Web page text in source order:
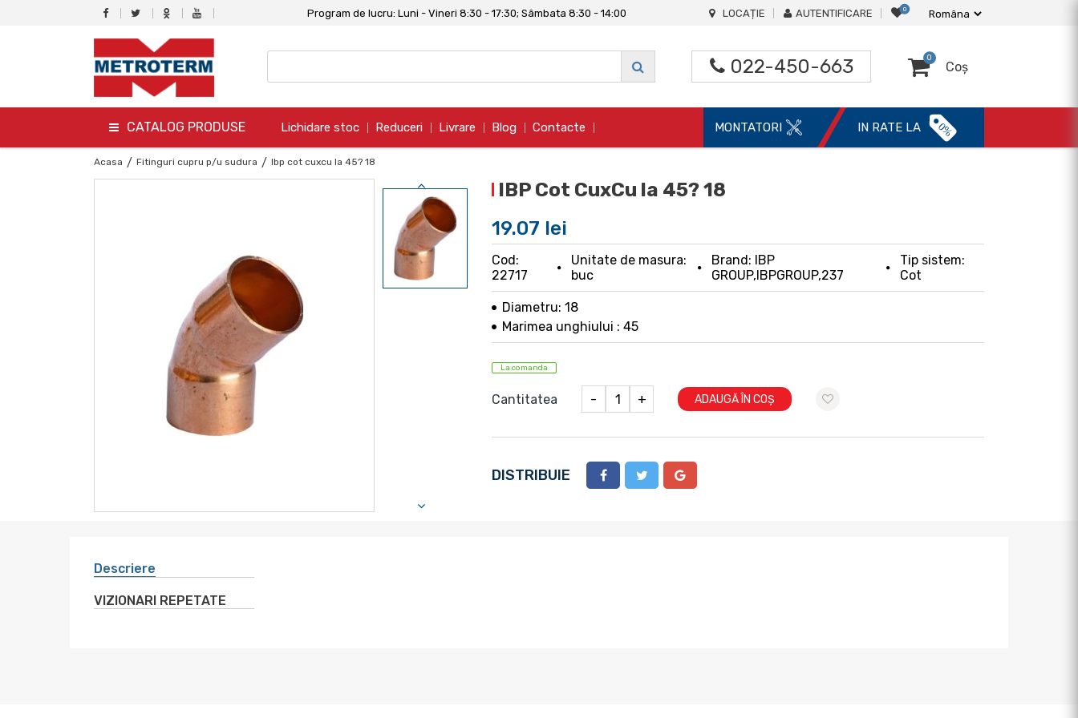
Program de lucru: Luni - Vineri 8:30 - 17:30; Sâmbata 8:30 - 14:00 LOCAȚIE AUTENTIFICARE 0
022-450-663 0
Coș
CATALOG PRODUSE
termo
instrumente
sanitare
Lichidare stoc Reduceri Livrare Blog Contacte MONTATORI IN RATE LA 0%
Acasa / Fitinguri cupru p/u sudura / Ibp cot cuxcu la 45? 18
IBP Cot CuxCu la 45? 18
19.07 lei
Cod:
22717
Unitate de masura:
buc
Brand: IBP
GROUP,IBPGROUP,237
Tip sistem:
Cot
Diametru: 18
Marimea unghiului : 45
La comanda
Cantitatea - + ADAUGĂ ÎN COȘ
DISTRIBUIE
Descriere
VIZIONARI REPETATE